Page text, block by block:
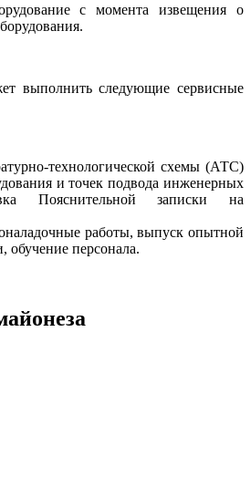
с момента извещения о
выполнить следующие сервисные
технологической схемы (АТС)
и точек подвода инженерных
Пояснительной записки на
работы, выпуск опытной
обучение персонала.